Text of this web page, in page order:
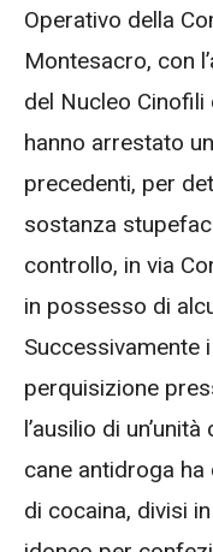
Operativo della
Montesacro, con
del Nucleo Cinofili
hanno arrestato
precedenti, per
sostanza
controllo, in via
in possesso di
Successivamente
perquisizione
l’ausilio di
cane antidroga
di cocaina, divisi